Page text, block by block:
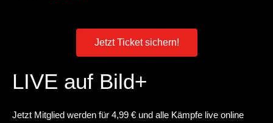
Jetzt Ticket sichern!
LIVE auf Bild+
Jetzt Mitglied werden für 4,99 € und alle Kämpfe live online